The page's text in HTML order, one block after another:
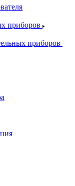
приборов
приборов